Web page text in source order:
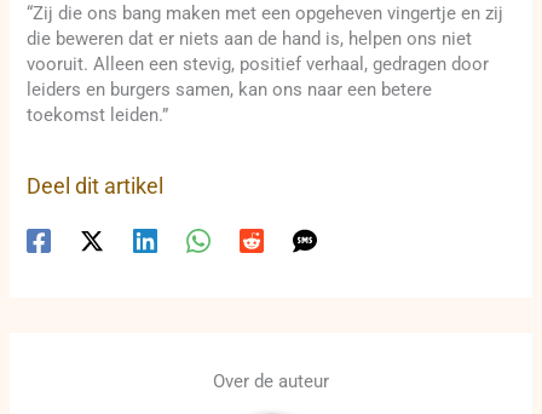
“Zij die ons bang maken met een opgeheven vingertje en zij
die beweren dat er niets aan de hand is, helpen ons niet
vooruit. Alleen een stevig, positief verhaal, gedragen door
leiders en burgers samen, kan ons naar een betere
toekomst leiden.”
Deel dit artikel
Over de auteur